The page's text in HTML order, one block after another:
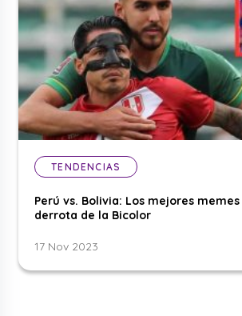
TENDENCIAS
Perú vs. Bolivia: Los mejores
derrota de la Bicolor
17 Nov 2023